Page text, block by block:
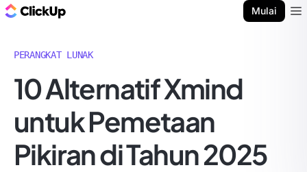
Mulai
PERANGKAT LUNAK
10 Alternatif Xmind
untuk Pemetaan
Pikiran di Tahun 2025